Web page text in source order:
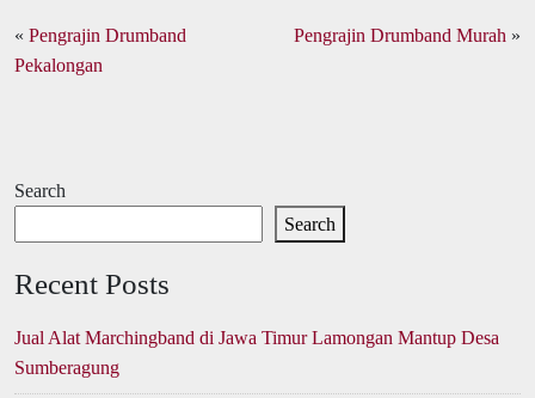
« Pengrajin Drumband
Pekalongan
Pengrajin Drumband Murah »
Search
Search
Recent Posts
Jual Alat Marchingband di Jawa Timur Lamongan Mantup Desa
Sumberagung